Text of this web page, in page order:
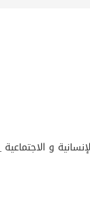
و الاجتماعية